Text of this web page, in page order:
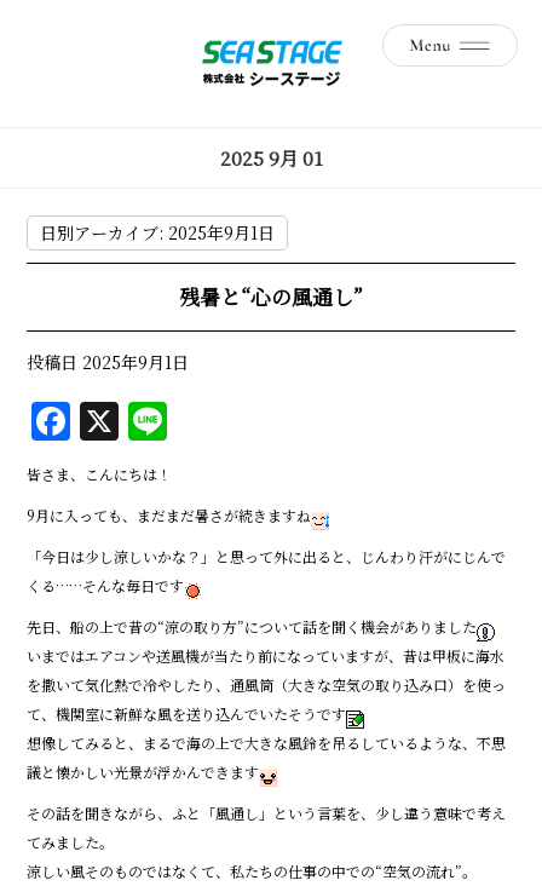
2025 9月 01
日別アーカイブ: 2025年9月1日
残暑と“心の風通し”
投稿日 2025年9月1日
F
a
c
e
b
o
o
k
X
e
皆さま、こんにちは！
9月に入っても、まだまだ暑さが続きますね
「今日は少し涼しいかな？」と思って外に出ると、じんわり汗がにじんで
くる……そんな毎日です
先日、船の上で昔の“涼の取り方”について話を聞く機会がありました
いまではエアコンや送風機が当たり前になっていますが、昔は甲板に海水
を撒いて気化熱で冷やしたり、通風筒（大きな空気の取り込み口）を使っ
て、機関室に新鮮な風を送り込んでいたそうです
想像してみると、まるで海の上で大きな風鈴を吊るしているような、不思
議と懐かしい光景が浮かんできます
その話を聞きながら、ふと「風通し」という言葉を、少し違う意味で考え
てみました。
涼しい風そのものではなくて、私たちの仕事の中での“空気の流れ”。